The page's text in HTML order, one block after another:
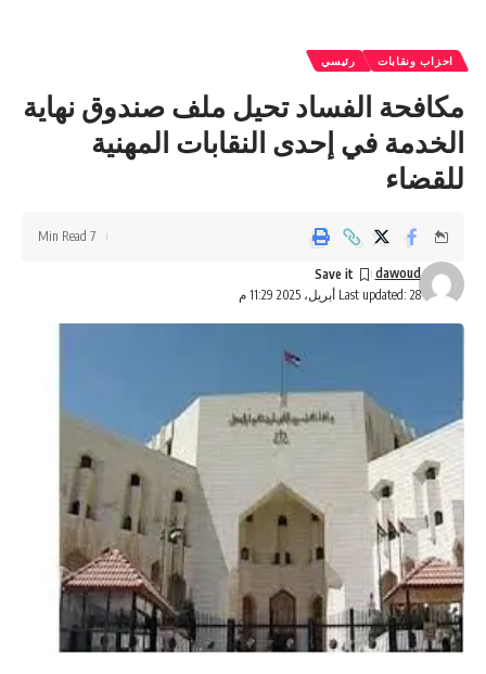
احزاب ونقابات رئيسي
مكافحة الفساد تحيل ملف صندوق نهاية
الخدمة في إحدى النقابات المهنية
للقضاء
Last updated: 28 أبريل، 2025 11:29 م
dawoud
7 Min Read